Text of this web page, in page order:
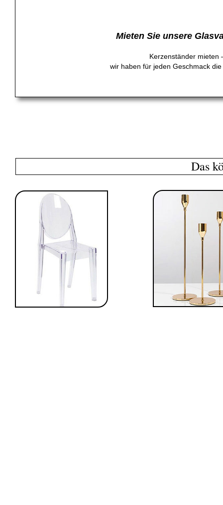
Mieten Sie unsere
Kerzenständer mieten
wir haben für jeden Geschmack
Das